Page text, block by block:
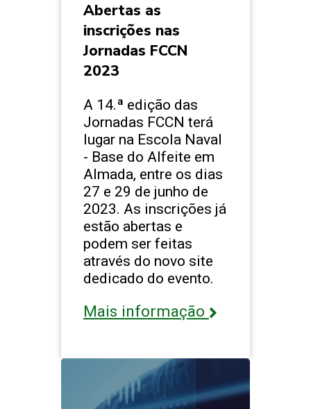
Abertas as
inscrições nas
Jornadas FCCN
2023
A 14.ª edição das
Jornadas FCCN terá
lugar na Escola Naval
- Base do Alfeite em
Almada, entre os dias
27 e 29 de junho de
2023. As inscrições já
estão abertas e
podem ser feitas
através do novo site
dedicado do evento.
Mais informação